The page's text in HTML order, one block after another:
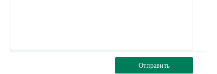
Отправить